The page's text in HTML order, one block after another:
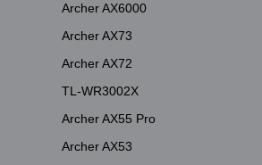
Archer AX6000
Archer AX73
Archer AX72
TL-WR3002X
Archer AX55 Pro
Archer AX53